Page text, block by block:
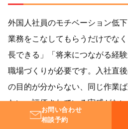
お問い合わせ
相談予約
外国人社員のモチベーション低
業務をこなしてもらうだけでな
長できる」「将来につながる経
職場づくりが必要です。入社直
の目的が分からない、同じ作業
ない、評価されている実感がな
が見えない状態が続くと、モチ